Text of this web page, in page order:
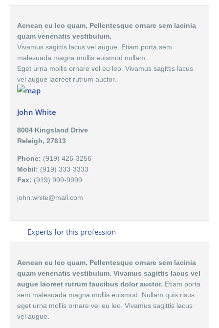
Aenean eu leo quam. Pellentesque ornare sem lacinia
quam venenatis vestibulum.
Vivamus sagittis lacus vel augue. Etiam porta sem
malesuada magna mollis euismod nullam.
Eget urna mollis ornare vel eu leo. Vivamus sagittis lacus
vel augue laoreet rutrum auctor.
John White
8004 Kingsland Drive
Releigh, 27613
Phone: (919) 426-3256
Mobil: (919) 333-3333
Fax: (919) 999-9999
john.white@mail.com
Experts for this profession
Aenean eu leo quam. Pellentesque ornare sem lacinia
quam venenatis vestibulum. Vivamus sagittis lacus vel
augue laoreet rutrum faucibus dolor auctor. Etiam porta
sem malesuada magna mollis euismod. Nullam quis risus
eget urna mollis ornare vel eu leo. Vivamus sagittis lacus
vel augue.